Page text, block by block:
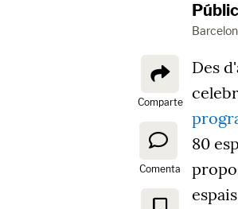
Públic
Comparte
Comenta
Des
80